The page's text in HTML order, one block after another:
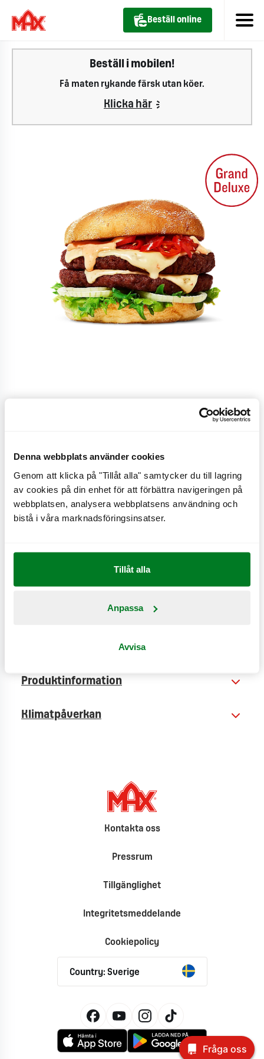
Denna webbplats använder cookies
Genom att klicka på "Tillåt alla" samtycker du till lagring
av cookies på din enhet för att förbättra navigeringen på
webbplatsen, analysera webbplatsens användning och
bistå i våra marknadsföringsinsatser.
Tillåt alla
Anpassa
Avvisa
Beställ online
Beställ i mobilen!
Få maten rykande färsk utan köer.
Klicka här
Pepper Jack ‘n’ Chili
Plant Beef
En smakrik växtbaserad dubbelburgare med färsk
picklad chili, pepper jack-ost, gul lök (Sweet onion),
chilimajonnäs, isbergssallad, omslutet av ett
CO
Näringsinformation
Produktinformation
Klimatpåverkan
Kontakta oss
Pressrum
Tillgänglighet
Integritetsmeddelande
Cookiepolicy
Country: Sverige
Fråga oss